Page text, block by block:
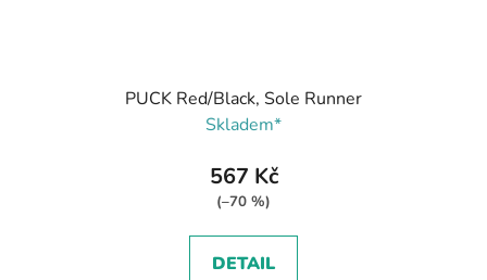
PUCK Red/Black, Sole Runner
Skladem*
567 Kč
(–70 %)
DETAIL